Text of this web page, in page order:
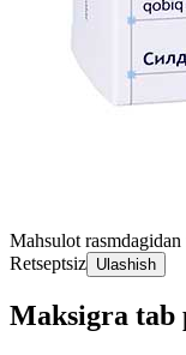
Mahsulot
Retseptsiz Ulashish
Maksigra tab